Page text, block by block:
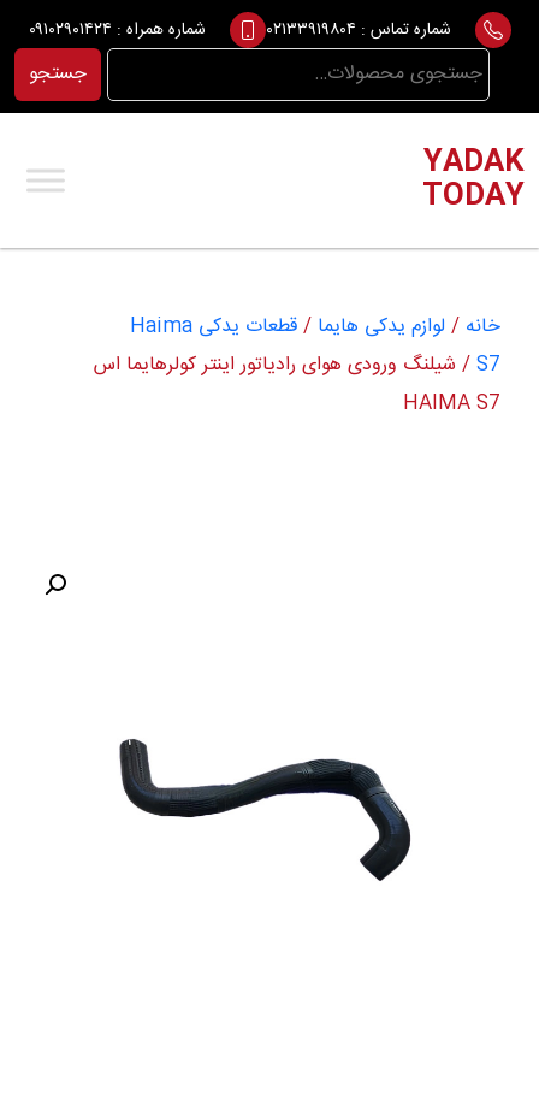
Skip
content
شماره تماس : ۰۲۱۳۳۹۱۹۸۰۴ شماره همراه : ۰۹۱۰۲۹۰۱۴۲۴
جستجو
برای:
جستجو
YADAK
TODAY
خانه / لوازم یدکی هایما /
قطعات یدکی Haima
S7/ شیلنگ ورودی هوای رادیاتور اینتر کولرهایما اس
HAIMA S7